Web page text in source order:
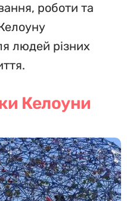
роботи та
людей різних
Келоуни